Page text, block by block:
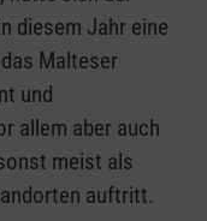
diesem Jahr eine
Malteser
und
allem aber auch
meist als
auftritt.